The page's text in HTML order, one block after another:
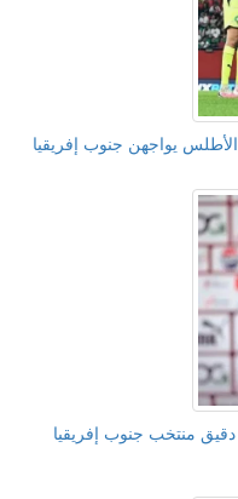
منتخب جنوب إفريقيا